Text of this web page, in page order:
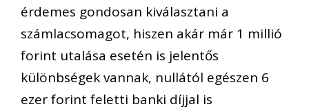
érdemes gondosan kiválasztani a
számlacsomagot, hiszen akár már 1 millió
forint utalása esetén is jelentős
különbségek vannak, nullától egészen 6
ezer forint feletti banki díjjal is